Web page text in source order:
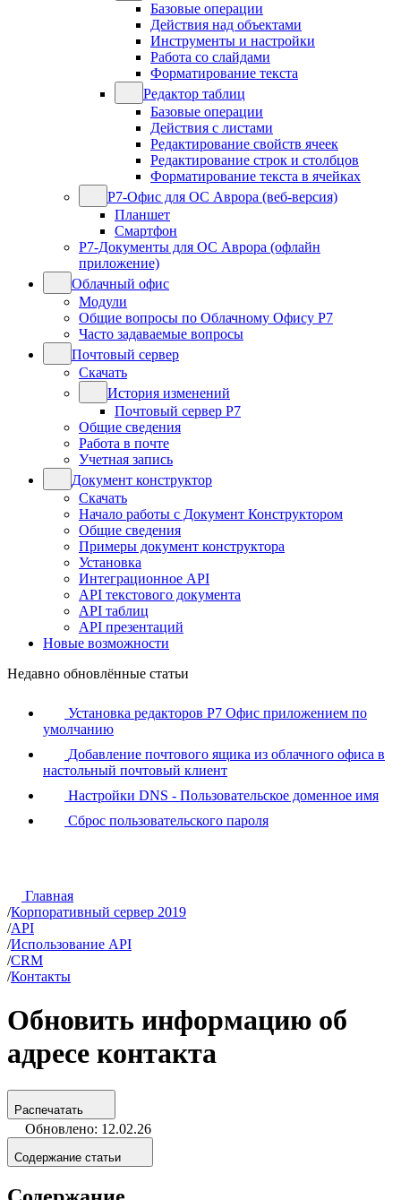
Базовые операции
Действия над объектами
Инструменты и настройки
Работа со слайдами
Форматирование текста
Редактор таблиц
Базовые операции
Действия с листами
Редактирование свойств ячеек
Редактирование строк и столбцов
Форматирование текста в ячейках
Р7-Офис для ОС Аврора (веб-версия)
Планшет
Смартфон
Р7-Документы для ОС Аврора (офлайн
приложение)
Облачный офис
Модули
Общие вопросы по Облачному Офису Р7
Часто задаваемые вопросы
Почтовый сервер
Скачать
История изменений
Почтовый сервер Р7
Общие сведения
Работа в почте
Учетная запись
Документ конструктор
Скачать
Начало работы с Документ Конструктором
Общие сведения
Примеры документ конструктора
Установка
Интеграционное API
API текстового документа
API таблиц
API презентаций
Новые возможности
Недавно обновлённые статьи
Установка редакторов Р7 Офис приложением по
умолчанию
Добавление почтового ящика из облачного офиса в
настольный почтовый клиент
Настройки DNS - Пользовательское доменное имя
Сброс пользовательского пароля
Главная
/Корпоративный сервер 2019
/API
/Использование API
/CRM
/Контакты
Обновить информацию об
адресе контакта
Распечатать
Обновлено: 12.02.26
Содержание статьи